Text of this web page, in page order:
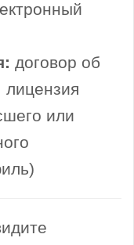
договор об
лицензия
или